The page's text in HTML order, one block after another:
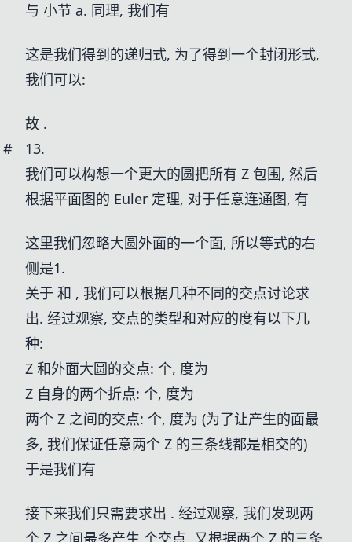
与 小节 a. 同理, 我们有
这是我们得到的递归式, 为了得到一个封闭形式,
我们可以:
故 .
#
13.
我们可以构想一个更大的圆把所有 Z 包围, 然后
根据平面图的 Euler 定理, 对于任意连通图, 有
这里我们忽略大圆外面的一个面, 所以等式的右
侧是1.
关于 和 , 我们可以根据几种不同的交点讨论求
出. 经过观察, 交点的类型和对应的度有以下几
种:
Z 和外面大圆的交点: 个, 度为
Z 自身的两个折点: 个, 度为
两个 Z 之间的交点: 个, 度为 (为了让产生的面最
多, 我们保证任意两个 Z 的三条线都是相交的)
于是我们有
接下来我们只需要求出 . 经过观察, 我们发现两
个 Z 之间最多产生 个交点, 又根据两个 Z 的三条